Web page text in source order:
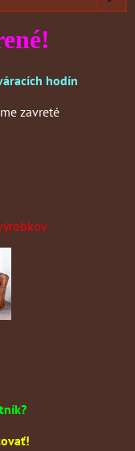
hodín
zavreté